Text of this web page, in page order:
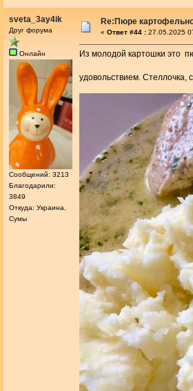
sveta_3ay4ik
Друг форума
Онлайн
Сообщений: 3213
Благодарили:
3849
Откуда: Украина,
Сумы
Re:Пюре
« Ответ #44 : 27.05.2025
Из молодой картошки это
удовольствием. Стеллочка,